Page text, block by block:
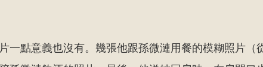
一點意義也沒有。幾張他跟孫微漣用餐的模糊照片